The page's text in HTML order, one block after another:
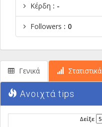
Κέρδη : -
Followers : 0
Γενικά Στατιστικά
Ανοιχτά tips
Δείξε